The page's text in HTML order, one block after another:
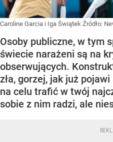
Caroline Garcia i Iga Świątek Źródło:
Osoby publiczne, w tym
świecie narażeni są na
obserwujących.
zła, gorzej, jak już
na celu trafić w twój
sobie z nim radzi, ale